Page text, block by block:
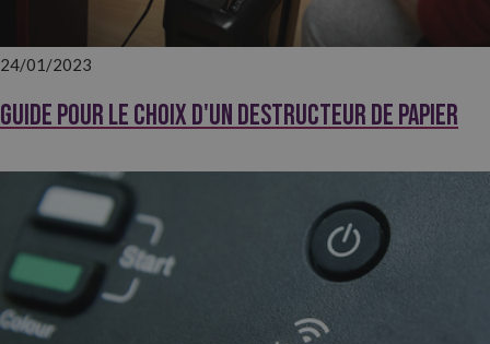
24/01/2023
Guide pour le choix d'un destructeur de papier